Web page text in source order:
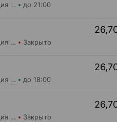
Витебское РУП Фармация Аптека №405 до 21:00
Витебское РУП Фармация Аптека №190 Закрыто
Витебское РУП Фармация Центральная районная аптека №16 до 18:00
Витебское РУП Фармация Аптека №125 Закрыто